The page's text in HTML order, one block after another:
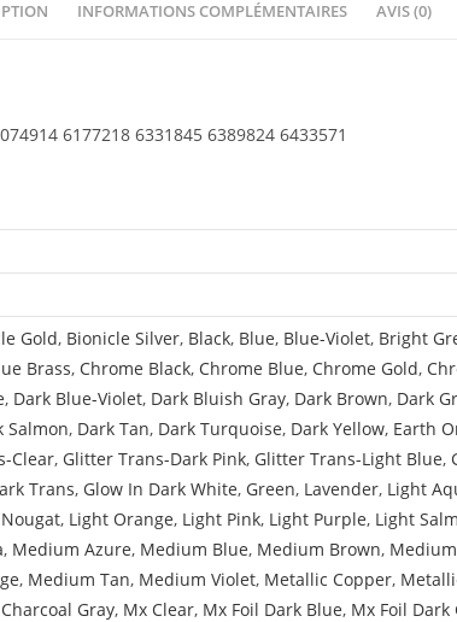
Trap
(Long
INFORMATIONS COMPLÉMENTAIRES AVIS (0)
6177218 6331845 6389824 6433571
Gold, Bionicle Silver, Black, Blue, Blue-Violet, Bright
Brass, Chrome Black, Chrome Blue, Chrome Gold,
, Dark Blue-Violet, Dark Bluish Gray, Dark Brown, Dark
Salmon, Dark Tan, Dark Turquoise, Dark Yellow, Earth
Clear, Glitter Trans-Dark Pink, Glitter Trans-Light Blue,
Trans, Glow In Dark White, Green, Lavender, Light
, Light Orange, Light Pink, Light Purple, Light
, Medium Azure, Medium Blue, Medium Brown,
, Medium Tan, Medium Violet, Metallic Copper,
Gray, Mx Clear, Mx Foil Dark Blue, Mx Foil Dark